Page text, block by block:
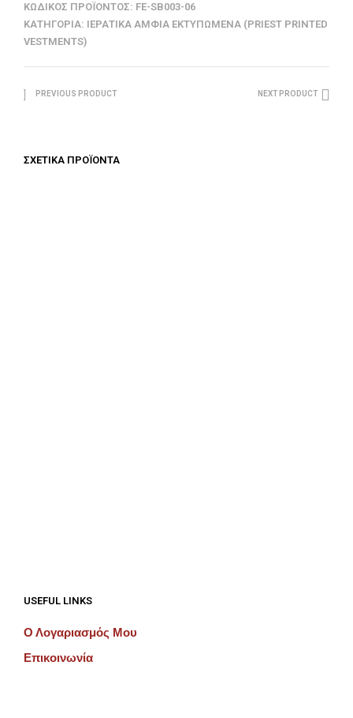
ΚΩΔΙΚΌΣ ΠΡΟΪΌΝΤΟΣ: FE-SB003-06
ΚΑΤΗΓΟΡΊΑ: ΙΕΡΑΤΙΚΆ ΆΜΦΙΑ ΕΚΤΥΠΩΜΈΝΑ (PRIEST PRINTED
VESTMENTS)
PREVIOUS PRODUCT NEXT PRODUCT
ΣΧΕΤΙΚΆ ΠΡΟΪΌΝΤΑ
USEFUL LINKS
Ο Λογαριασμός Μου
Επικοινωνία